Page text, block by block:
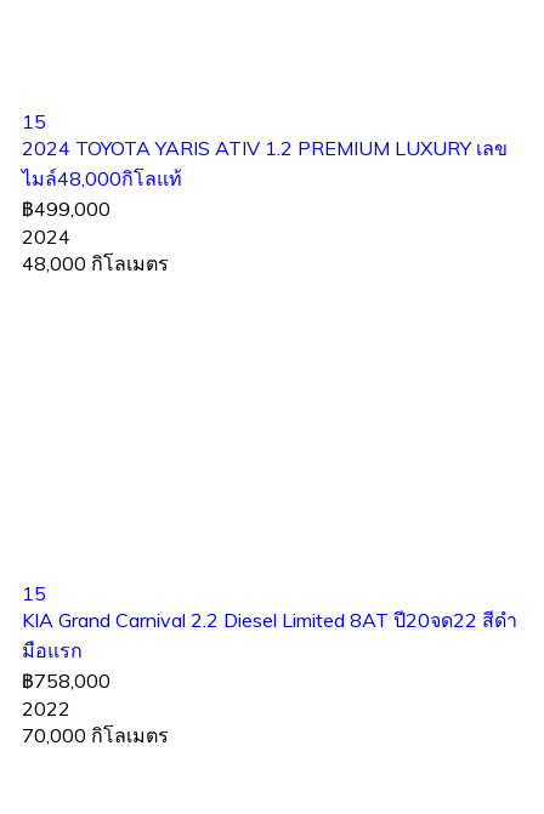
15
2024 TOYOTA YARIS ATIV 1.2 PREMIUM LUXURY เลข
ไมล์48,000กิโลแท้
฿499,000
2024
48,000 กิโลเมตร
15
KIA Grand Carnival 2.2 Diesel Limited 8AT ปี20จด22 สีดำ
มือแรก
฿758,000
2022
70,000 กิโลเมตร